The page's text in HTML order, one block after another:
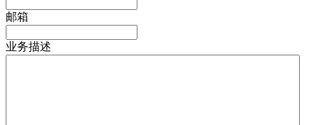
邮箱
业务描述